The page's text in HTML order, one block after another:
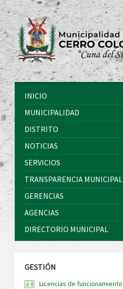
INICIO
MUNICIPALIDAD
DISTRITO
NOTICIAS
SERVICIOS
TRANSPARENCIA MUNICIPAL
GERENCIAS
AGENCIAS
DIRECTORIO MUNICIPAL
GESTIÓN
Licencias de funcionamiento